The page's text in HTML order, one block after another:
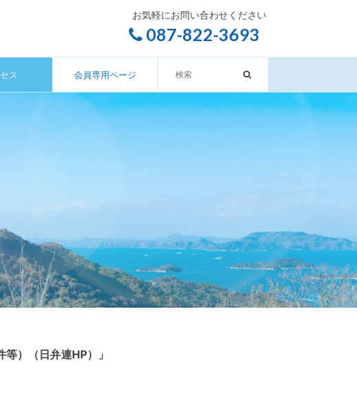
お気軽にお問い合わせください
087-822-3693
ス 会員専用ページ
）（日弁連HP）」